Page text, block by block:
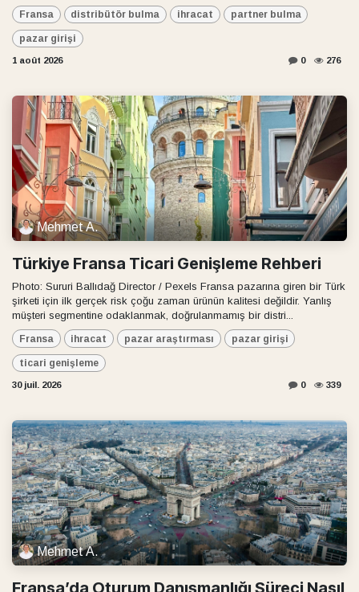
Fransa distribütör bulma ihracat partner bulma
pazar girişi
1 août 2026 0 276
Mehmet A.
Türkiye Fransa Ticari Genişleme Rehberi
Photo: Sururi Ballıdağ Director / Pexels Fransa pazarına giren bir Türk
şirketi için ilk gerçek risk çoğu zaman ürünün kalitesi değildir. Yanlış
müşteri segmentine odaklanmak, doğrulanmamış bir distri...
Fransa ihracat pazar araştırması pazar girişi
ticari genişleme
30 juil. 2026 0 339
Mehmet A.